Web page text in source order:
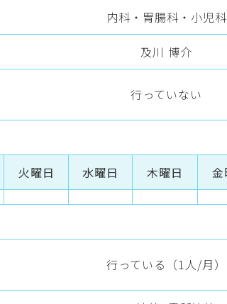
内科・胃腸科・小児科
及川 博介
行っていない
火曜日 水曜日 木曜日 金
行っている（1人/月）